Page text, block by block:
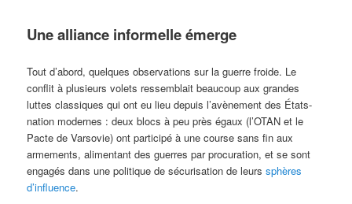
Une alliance informelle émerge
Tout d’abord, quelques observations sur la guerre froide. Le
conflit à plusieurs volets ressemblait beaucoup aux grandes
luttes classiques qui ont eu lieu depuis l’avènement des États-
nation modernes : deux blocs à peu près égaux (l’OTAN et le
Pacte de Varsovie) ont participé à une course sans fin aux
armements, alimentant des guerres par procuration, et se sont
engagés dans une politique de sécurisation de leurssphères
d’influence.